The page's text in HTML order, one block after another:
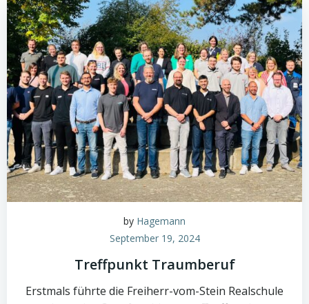
by Hagemann
September 19, 2024
Treffpunkt Traumberuf
Erstmals führte die Freiherr-vom-Stein Realschule